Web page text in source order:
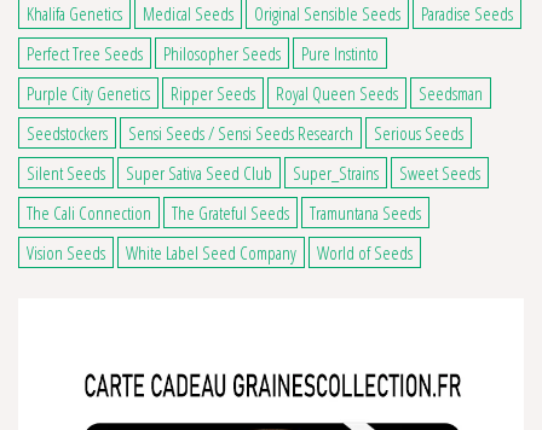
Khalifa Genetics
Medical Seeds Original Sensible Seeds
Paradise Seeds
Perfect Tree Seeds
Philosopher Seeds
Pure Instinto
Purple City Genetics
Ripper Seeds Royal Queen Seeds
Seedsman
Seedstockers
Sensi Seeds / Sensi Seeds Research
Serious Seeds
Silent Seeds
Super Sativa Seed Club Super_Strains
Sweet Seeds
The Cali Connection
The Grateful Seeds
Tramuntana Seeds
Vision Seeds
White Label Seed Company World of Seeds